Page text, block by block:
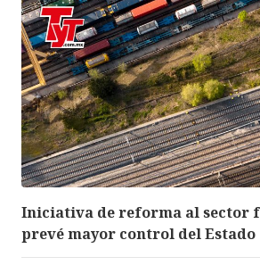
Iniciativa de reforma al sector
prevé mayor control del Estado